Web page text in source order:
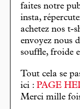
faites notre
insta,
achetez nos t-
envoyez nous
souffle, froide
Tout cela se
ici : PAGE
Merci mille